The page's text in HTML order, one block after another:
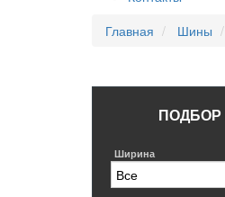
Главная
Шины
Ширина